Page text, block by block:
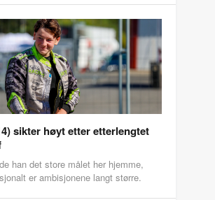
sikter høyt etter etterlengtet
han det store målet her hjemme,
er ambisjonene langt større.